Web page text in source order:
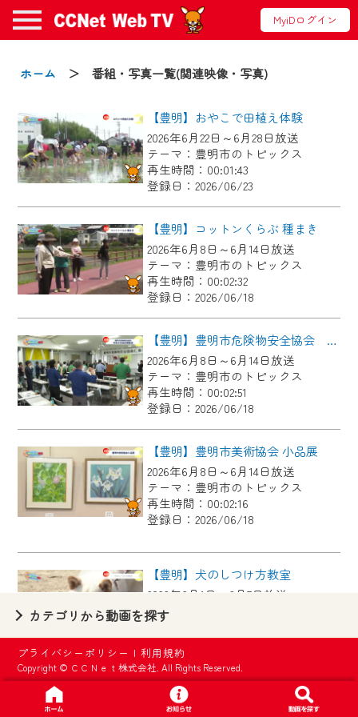
MyiDログイン
ホーム ＞ 番組・写真一覧(関連映像・写真)
【豊明】おやこで田植え体験
2026年6月22日～6月28日放送
テーマ：豊明市のトピックス
再生時間：00:01:43
登録日：2026/06/23
【豊明】コットンくらぶ 種まき
2026年6月8日～6月14日放送
テーマ：豊明市のトピックス
再生時間：00:02:32
登録日：2026/06/18
【豊明】豊明市危険物安全協会 令和８年度定期総会
2026年6月8日～6月14日放送
テーマ：豊明市のトピックス
再生時間：00:02:51
登録日：2026/06/18
【豊明】豊明市美術協会 小品展
2026年6月8日～6月14日放送
テーマ：豊明市のトピックス
再生時間：00:02:16
登録日：2026/06/18
【豊明】犬のしつけ方教室
2026年6月1日～6月7日放送
テーマ：豊明市のトピックス
再生時間：00:02:46
登録日：2026/06/04
【豊明】桶狭間古戦場まつりキャラバン隊来局
2026年6月1日～6月7日放送
カテゴリから動画を探す
プライバシーポリシー |利用規約
Copyright © ＣＣＮｅｔ株式会社. All Rights Reserved.
お知らせ
2024/09/02
動画配信サービス『CCNet Web TV』は2024
年9月24日からリニューアルします！
【変更点】
◆デザイン変更により、お住まいの地域
の動画コンテンツが一目瞭然。
◆当社アプリやＰＣブラウザから、いつ
でも・どこでも・外出先でも！
CCNetサービスエリア20市町の地域情報
番組をご視聴いただけます！
【ご注意】
2024年9月24日からはご加入者様へのサー
ビス向上のため、
『CCNet Web TV』を利用いただくには、
一部コンテンツを除き、
CCNetサービスへの加入と『CCNetマイ
ページ※』へのログインが必要となりま
す。
いたします。
要となります。
※MyIDとは、CCNet Web TVを含むCCNetの
各種サービスをご利用頂くためのIDです。
IDはお客様が使っているメールアドレス
で設定できます。